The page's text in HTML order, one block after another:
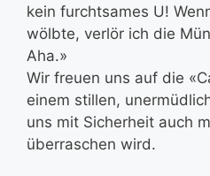
kein furchtsames U!
wölbte, verlör ich die
Aha.»
Wir freuen uns auf die
einem stillen,
uns mit Sicherheit auch
überraschen wird.